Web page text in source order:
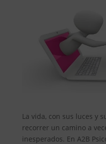
La vida, con sus luces y
recorrer un camino a
inesperados. En A2B